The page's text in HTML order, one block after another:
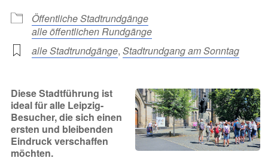
Öffentliche Stadtrundgänge
alle öffentlichen Rundgänge
alle Stadtrundgänge, Stadtrundgang am Sonntag
Diese Stadtführung ist
ideal für alle Leipzig-
Besucher, die sich einen
ersten und bleibenden
Eindruck verschaffen
möchten.